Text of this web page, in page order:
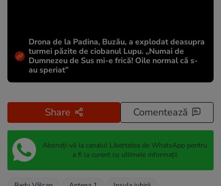
Drona de la Padina, Buzău, a explodat deasupra
turmei păzite de ciobanul Lupu. „Numai de
Dumnezeu de Sus mi-e frică! Oile normal că s-
au speriat”
Share Comentează
Abonați-vă la canalul Libertatea de WhatsApp pentru
a fi la curent cu ultimele informații